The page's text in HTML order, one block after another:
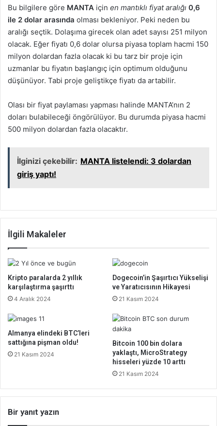
Bu bilgilere göre MANTA için en mantıklı fiyat aralığı 0,6
ile 2 dolar arasında olması bekleniyor. Peki neden bu
aralığı seçtik. Dolaşıma girecek olan adet sayısı 251 milyon
olacak. Eğer fiyatı 0,6 dolar olursa piyasa toplam hacmi 150
milyon dolardan fazla olacak ki bu tarz bir proje için
uzmanlar bu fiyatın başlangıç için optimum olduğunu
düşünüyor. Tabi proje geliştikçe fiyatı da artabilir.
Olası bir fiyat paylaması yapması halinde MANTA’nın 2
doları bulabileceği öngörülüyor. Bu durumda piyasa hacmi
500 milyon dolardan fazla olacaktır.
İlginizi çekebilir: MANTA listelendi: 3 dolardan
giriş yaptı!
İlgili Makaleler
Kripto paralarda 2 yıllık
karşılaştırma şaşırttı
4 Aralık 2024
Dogecoin’in Şaşırtıcı Yükselişi
ve Yaratıcısının Hikayesi
21 Kasım 2024
Almanya elindeki BTC’leri
sattığına pişman oldu!
21 Kasım 2024
Bitcoin 100 bin dolara
yaklaştı, MicroStrategy
hisseleri yüzde 10 arttı
21 Kasım 2024
Bir yanıt yazın